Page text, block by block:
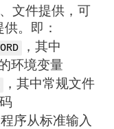
文件提供，可
。即：
，其中
环境变量
，其中常规文件
序从标准输入